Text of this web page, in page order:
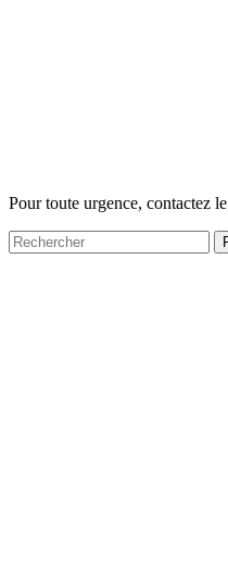
Pour toute urgence, contactez le
Rechercher :